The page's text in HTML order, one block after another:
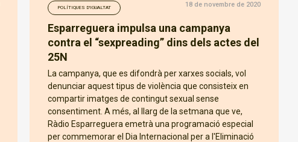
POLÍTIQUES D'IGUALTAT 18 de novembre de 2020
Esparreguera impulsa una campanya
contra el “sexpreading” dins dels actes del
25N
La campanya, que es difondrà per xarxes socials, vol
denunciar aquest tipus de violència que consisteix en
compartir imatges de contingut sexual sense
consentiment. A més, al llarg de la setmana que ve,
Ràdio Esparreguera emetrà una programació especial
per commemorar el Dia Internacional per a l'Eliminació